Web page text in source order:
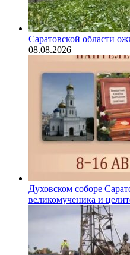
Саратовской области
08.08.2026
Духовском соборе
великомученика и